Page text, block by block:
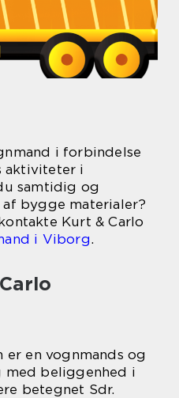
i forbindelse
aktiviteter i
samtidig og
bygge materialer?
Kurt & Carlo
i Viborg.
er en vognmands og
beliggenhed i
betegnet Sdr.